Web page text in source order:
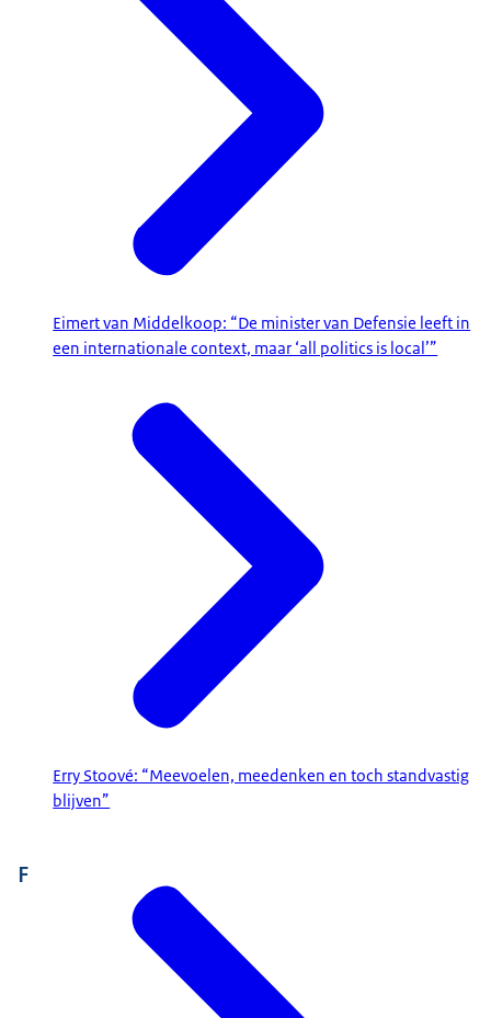
Eimert van Middelkoop: “De minister van Defensie leeft in
een internationale context, maar ‘all politics is local’”
Erry Stoové: “Meevoelen, meedenken en toch standvastig
blijven”
F